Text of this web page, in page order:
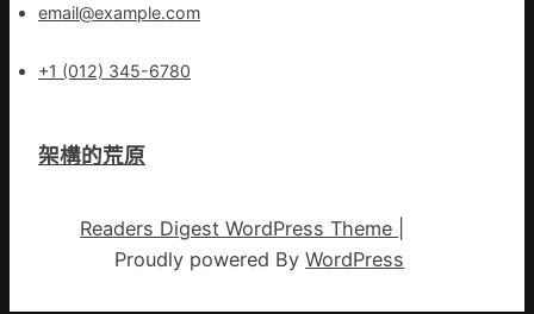
email@example.com
+1 (012) 345-6780
架構的荒原
Readers Digest WordPress Theme
Proudly powered ByWordPress